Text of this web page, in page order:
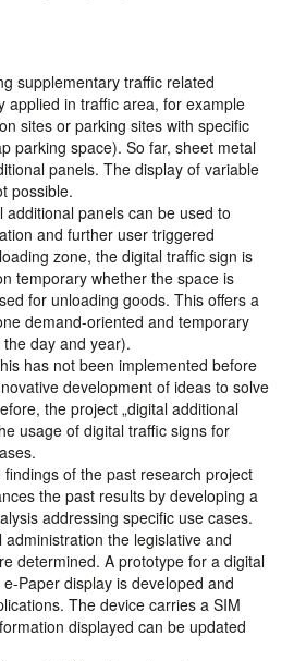
supplementary traffic related
applied in traffic area, for example
sites or parking sites with specific
parking space). So far, sheet metal
panels. The display of variable
possible.
additional panels can be used to
and further user triggered
zone, the digital traffic sign is
temporary whether the space is
for unloading goods. This offers a
demand-oriented and temporary
day and year).
has not been implemented before
development of ideas to solve
the project „digital additional
usage of digital traffic signs for
of the past research project
the past results by developing a
addressing specific use cases.
the legislative and
determined. A prototype for a digital
Paper display is developed and
The device carries a SIM
displayed can be updated